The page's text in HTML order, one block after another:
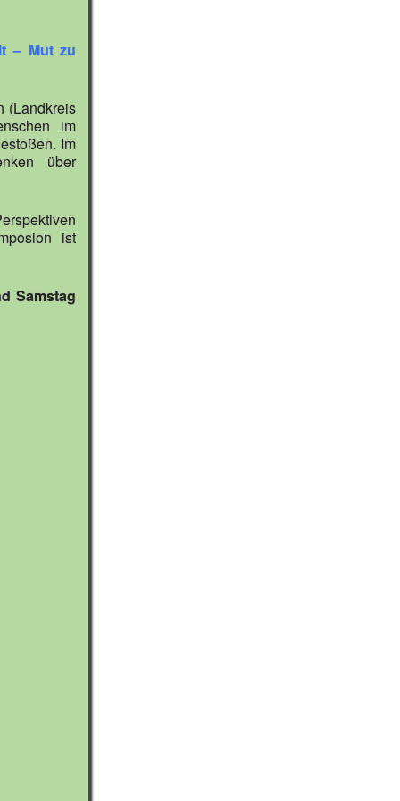
– Mut zu
(Landkreis
im
Im
über
ist
Samstag